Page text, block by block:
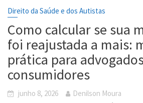
Direito da Saúde e dos Autistas
Como calcular se sua
foi reajustada a mais:
prática para
consumidores
junho 8, 2026
Denilson Moura